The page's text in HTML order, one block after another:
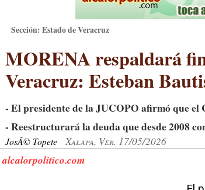
Sección: Estado de Veracruz
MORENA respaldará
Veracruz: Esteban
- El presidente de la JUCOPO afirmó que
- Reestructurará la deuda que desde 2008
JosÃ© Topete Xalapa, Ver. 17/05/2026
alcalorpolitico.com